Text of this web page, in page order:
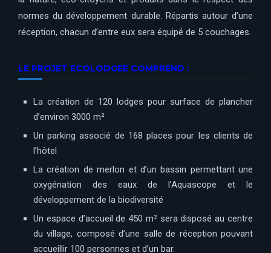
normes du développement durable. Répartis autour d’une
réception, chacun d’entre eux sera équipé de 5 couchages.
LE PROJET ECOLODGEE COMPREND :
La création de 120 lodges pour surface de plancher
d’environ 3000 m²
Un parking associé de 168 places pour les clients de
l’hôtel
La création de merlon et d’un bassin permettant une
oxygénation des eaux de l’Aquascope et le
développement de la biodiversité
Un espace d’accueil de 450 m² sera disposé au centre
du village, composé d’une salle de réception pouvant
accueillir 100 personnes et d’un bar.